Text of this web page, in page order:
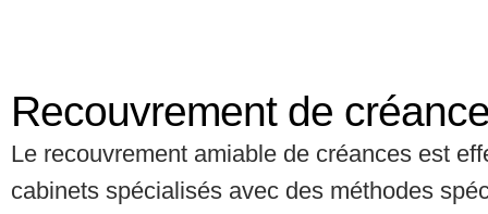
Recouvrement de
Le recouvrement amiable de créances est
cabinets spécialisés avec des méthodes